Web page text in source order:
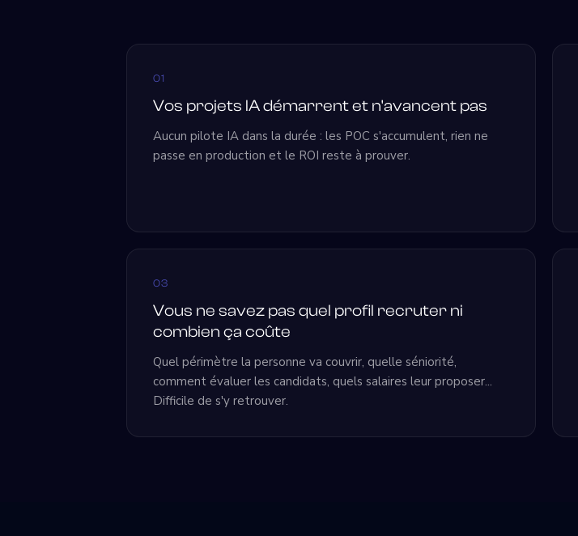
01
Vos projets IA démarrent et n'avancent pas
Aucun pilote IA dans la durée : les POC s'accumulent, rien ne
passe en production et le ROI reste à prouver.
03
Vous ne savez pas quel profil recruter ni
combien ça coûte
Quel périmètre la personne va couvrir, quelle séniorité,
comment évaluer les candidats, quels salaires leur proposer...
Difficile de s'y retrouver.